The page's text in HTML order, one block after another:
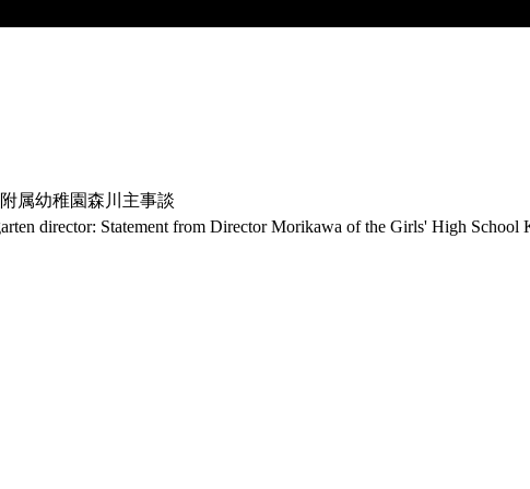
属幼稚園森川主事談
director: Statement from Director Morikawa of the Girls' High School